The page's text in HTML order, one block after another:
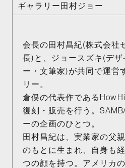
ギャラリー田村ジョー
会長の田村昌紀(株式会社
長)と、ジョースズキ(デザ
ー・文筆家)が共同で運営
リー。
倉俣の代表作であるHow
復刻・販売を行う。
ーの企画のひとつ。
田村昌紀は、実業家の父
のもとに生まれ、自身も
つの顔を持つ。アメリカ